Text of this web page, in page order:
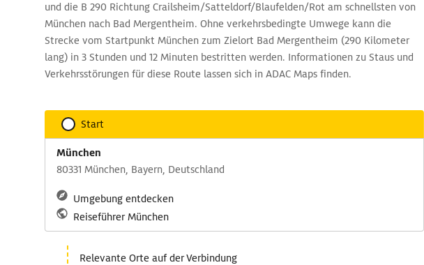
und die B 290 Richtung Crailsheim/Satteldorf/Blaufelden/Rot am schnellsten von
München nach Bad Mergentheim. Ohne verkehrsbedingte Umwege kann die
Strecke vom Startpunkt München zum Zielort Bad Mergentheim (290 Kilometer
lang) in 3 Stunden und 12 Minuten bestritten werden. Informationen zu Staus und
Verkehrsstörungen für diese Route lassen sich in ADAC Maps finden.
Start
München
80331 München, Bayern, Deutschland
Umgebung entdecken
Reiseführer München
Relevante Orte auf der Verbindung